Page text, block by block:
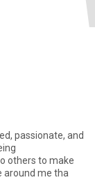
others to make
around me tha